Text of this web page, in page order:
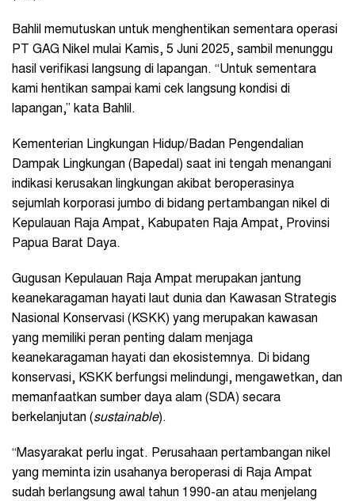
Bahlil memutuskan untuk menghentikan sementara operasi
PT GAG Nikel mulai Kamis, 5 Juni 2025, sambil menunggu
hasil verifikasi langsung di lapangan. “Untuk sementara
kami hentikan sampai kami cek langsung kondisi di
lapangan,” kata Bahlil.
Kementerian Lingkungan Hidup/Badan Pengendalian
Dampak Lingkungan (Bapedal) saat ini tengah menangani
indikasi kerusakan lingkungan akibat beroperasinya
sejumlah korporasi jumbo di bidang pertambangan nikel di
Kepulauan Raja Ampat, Kabupaten Raja Ampat, Provinsi
Papua Barat Daya.
Gugusan Kepulauan Raja Ampat merupakan jantung
keanekaragaman hayati laut dunia dan Kawasan Strategis
Nasional Konservasi (KSKK) yang merupakan kawasan
yang memiliki peran penting dalam menjaga
keanekaragaman hayati dan ekosistemnya. Di bidang
konservasi, KSKK berfungsi melindungi, mengawetkan, dan
memanfaatkan sumber daya alam (SDA) secara
berkelanjutan (sustainable).
“Masyarakat perlu ingat. Perusahaan pertambangan nikel
yang meminta izin usahanya beroperasi di Raja Ampat
sudah berlangsung awal tahun 1990-an atau menjelang